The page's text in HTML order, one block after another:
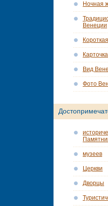
Ночная
Венеции
Вид
Фото
музеев
Церкви
Дворцы